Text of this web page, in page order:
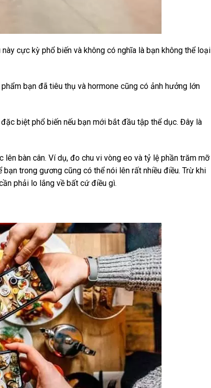
cực kỳ phổ biến và không có nghĩa là bạn không thể loại
bạn đã tiêu thụ và hormone cũng có ảnh hưởng lớn
biệt phổ biến nếu bạn mới bắt đầu tập thể dục. Đây là
bàn cân. Ví dụ, đo chu vi vòng eo và tỷ lệ phần trăm mỡ
trong gương cũng có thể nói lên rất nhiều điều. Trừ khi
phải lo lắng về bất cứ điều gì.